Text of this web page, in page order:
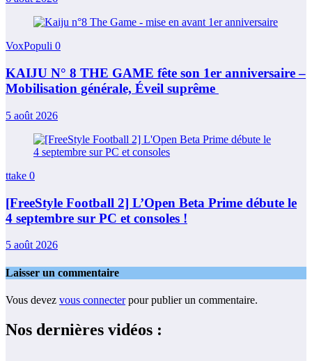
VoxPopuli 0
KAIJU N° 8 THE GAME fête son 1er anniversaire –
Mobilisation générale, Éveil suprême
5 août 2026
ttake 0
[FreeStyle Football 2] L’Open Beta Prime débute le
4 septembre sur PC et consoles !
5 août 2026
Laisser un commentaire
Vous devez vous connecterpour publier un commentaire.
Nos dernières vidéos :